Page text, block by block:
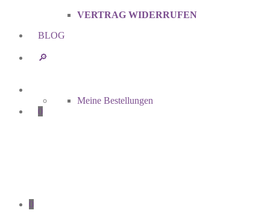
VERTRAG WIDERRUFEN
BLOG
🔎︎
Meine Bestellungen
0
0